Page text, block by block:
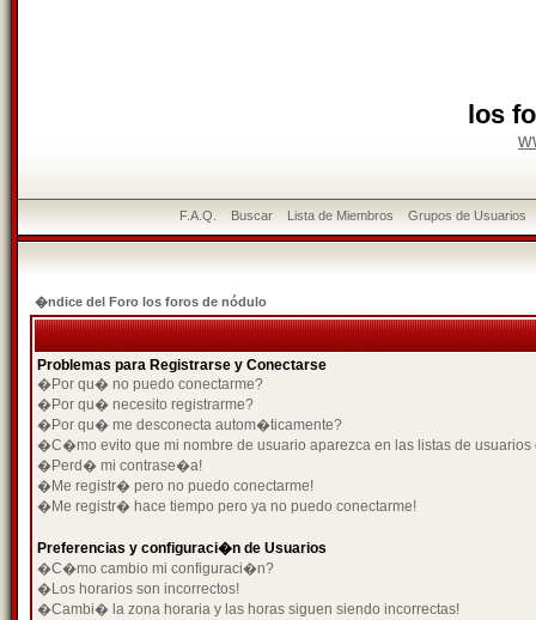
los
F.A.Q. Buscar Lista de Miembros Grupos de Usuarios
�ndice del Foro los foros de nódulo
Problemas para Registrarse y Conectarse
�Por qu� no puedo conectarme?
�Por qu� necesito registrarme?
�Por qu� me desconecta autom�ticamente?
�C�mo evito que mi nombre de usuario aparezca en las listas de usuarios
�Perd� mi contrase�a!
�Me registr� pero no puedo conectarme!
�Me registr� hace tiempo pero ya no puedo conectarme!
Preferencias y configuraci�n de Usuarios
�C�mo cambio mi configuraci�n?
�Los horarios son incorrectos!
�Cambi� la zona horaria y las horas siguen siendo incorrectas!